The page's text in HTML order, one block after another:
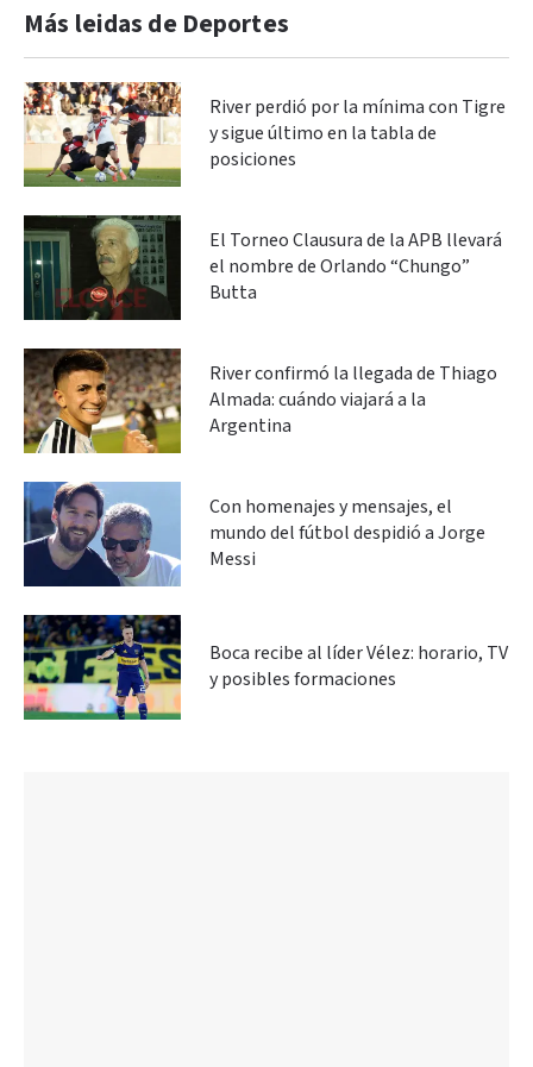
Más leidas de Deportes
River perdió por la mínima con Tigre
y sigue último en la tabla de
posiciones
El Torneo Clausura de la APB llevará
el nombre de Orlando “Chungo”
Butta
River confirmó la llegada de Thiago
Almada: cuándo viajará a la
Argentina
Con homenajes y mensajes, el
mundo del fútbol despidió a Jorge
Messi
Boca recibe al líder Vélez: horario, TV
y posibles formaciones